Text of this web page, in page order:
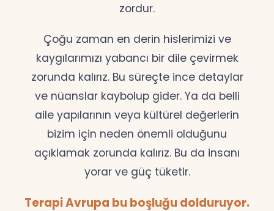
zordur.
Çoğu zaman en derin hislerimizi ve
kaygılarımızı yabancı bir dile çevirmek
zorunda kalırız. Bu süreçte ince detaylar
ve nüanslar kaybolup gider. Ya da belli
aile yapılarının veya kültürel değerlerin
bizim için neden önemli olduğunu
açıklamak zorunda kalırız. Bu da insanı
yorar ve güç tüketir.
Terapi Avrupa bu boşluğu dolduruyor.